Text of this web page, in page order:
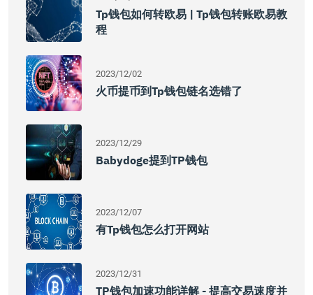
Tp钱包如何转欧易 | Tp钱包转账欧易教
程
2023/12/02
火币提币到tp钱包链名选错了
2023/12/29
Babydoge提到TP钱包
2023/12/07
有tp钱包怎么打开网站
2023/12/31
TP钱包加速功能详解 - 提高交易速度并